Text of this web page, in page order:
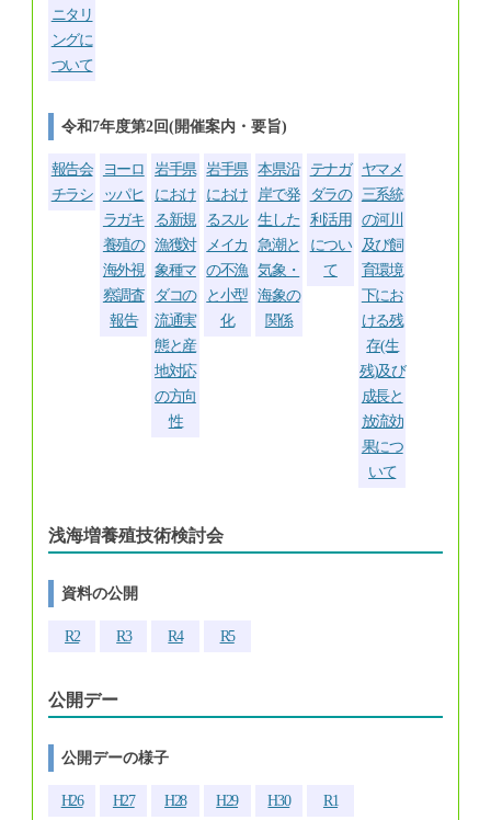
ニタリ
ングに
ついて
令和7年度第2回(開催案内・要旨)
報告会
チラシ
ヨーロ
ッパヒ
ラガキ
養殖の
海外視
察調査
報告
岩手県
におけ
る新規
漁獲対
象種マ
ダコの
流通実
態と産
地対応
の方向
性
岩手県
におけ
るスル
メイカ
の不漁
と小型
化
本県沿
岸で発
生した
急潮と
気象・
海象の
関係
テナガ
ダラの
利活用
につい
て
ヤマメ
三系統
の河川
及び飼
育環境
下にお
ける残
存(生
残)及び
成長と
放流効
果につ
いて
浅海増養殖技術検討会
資料の公開
R2 R3 R4 R5
公開デー
公開デーの様子
H26 H27 H28 H29 H30 R1